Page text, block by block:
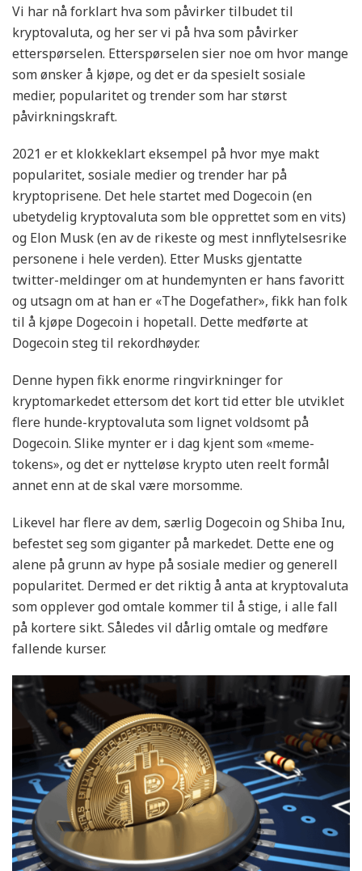
Vi har nå forklart hva som påvirker tilbudet til
kryptovaluta, og her ser vi på hva som påvirker
etterspørselen. Etterspørselen sier noe om hvor mange
som ønsker å kjøpe, og det er da spesielt sosiale
medier, popularitet og trender som har størst
påvirkningskraft.
2021 er et klokkeklart eksempel på hvor mye makt
popularitet, sosiale medier og trender har på
kryptoprisene. Det hele startet med Dogecoin (en
ubetydelig kryptovaluta som ble opprettet som en vits)
og Elon Musk (en av de rikeste og mest innflytelsesrike
personene i hele verden). Etter Musks gjentatte
twitter-meldinger om at hundemynten er hans favoritt
og utsagn om at han er «The Dogefather», fikk han folk
til å kjøpe Dogecoin i hopetall. Dette medførte at
Dogecoin steg til rekordhøyder.
Denne hypen fikk enorme ringvirkninger for
kryptomarkedet ettersom det kort tid etter ble utviklet
flere hunde-kryptovaluta som lignet voldsomt på
Dogecoin. Slike mynter er i dag kjent som «meme-
tokens», og det er nytteløse krypto uten reelt formål
annet enn at de skal være morsomme.
Likevel har flere av dem, særlig Dogecoin og Shiba Inu,
befestet seg som giganter på markedet. Dette ene og
alene på grunn av hype på sosiale medier og generell
popularitet. Dermed er det riktig å anta at kryptovaluta
som opplever god omtale kommer til å stige, i alle fall
på kortere sikt. Således vil dårlig omtale og medføre
fallende kurser.